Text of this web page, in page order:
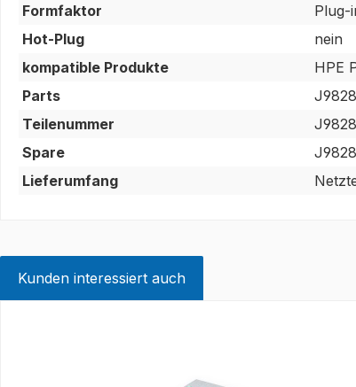
Formfaktor
Plug-
Hot-Plug
nein
kompatible Produkte
HPE
Parts
Teilenummer
Spare
Lieferumfang
Kunden interessiert auch